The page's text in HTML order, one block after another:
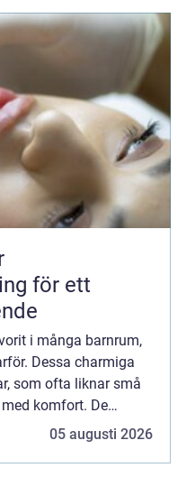
för ett
i många barnrum,
Dessa charmiga
som ofta liknar små
komfort. De
05 augusti 2026